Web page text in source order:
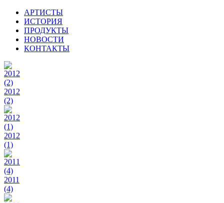
АРТИСТЫ
ИСТОРИЯ
ПРОДУКТЫ
НОВОСТИ
КОНТАКТЫ
2012
(2)
2012
(1)
2011
(4)